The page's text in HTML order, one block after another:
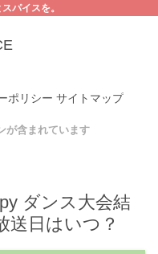
パイスを。
ポリシー サイトマップ
が含まれています
ダンス大会結
送日はいつ？